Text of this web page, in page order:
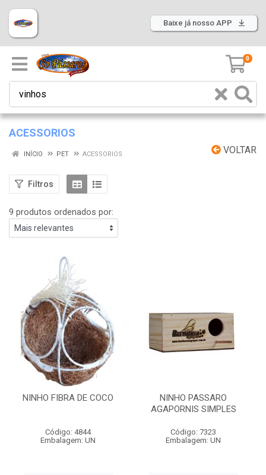
Baixe já nosso APP
0
ACESSORIOS
VOLTAR
INÍCIO PET ACESSORIOS
Filtros
9 produtos ordenados por:
NINHO FIBRA DE COCO
Código: 4844
Embalagem: UN
NINHO PASSARO
AGAPORNIS SIMPLES
Código: 7323
Embalagem: UN